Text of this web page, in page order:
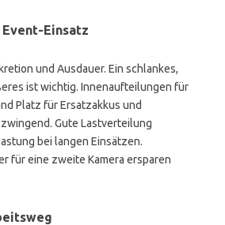
Einsatz
und Ausdauer. Ein schlankes,
ist wichtig. Innenaufteilungen für
Platz für Ersatzakkus und
Gute Lastverteilung
bei langen Einsätzen.
für eine zweite Kamera ersparen